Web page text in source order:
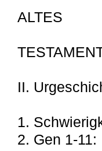
ALTES
II.
1.
2. Gen 1-11: